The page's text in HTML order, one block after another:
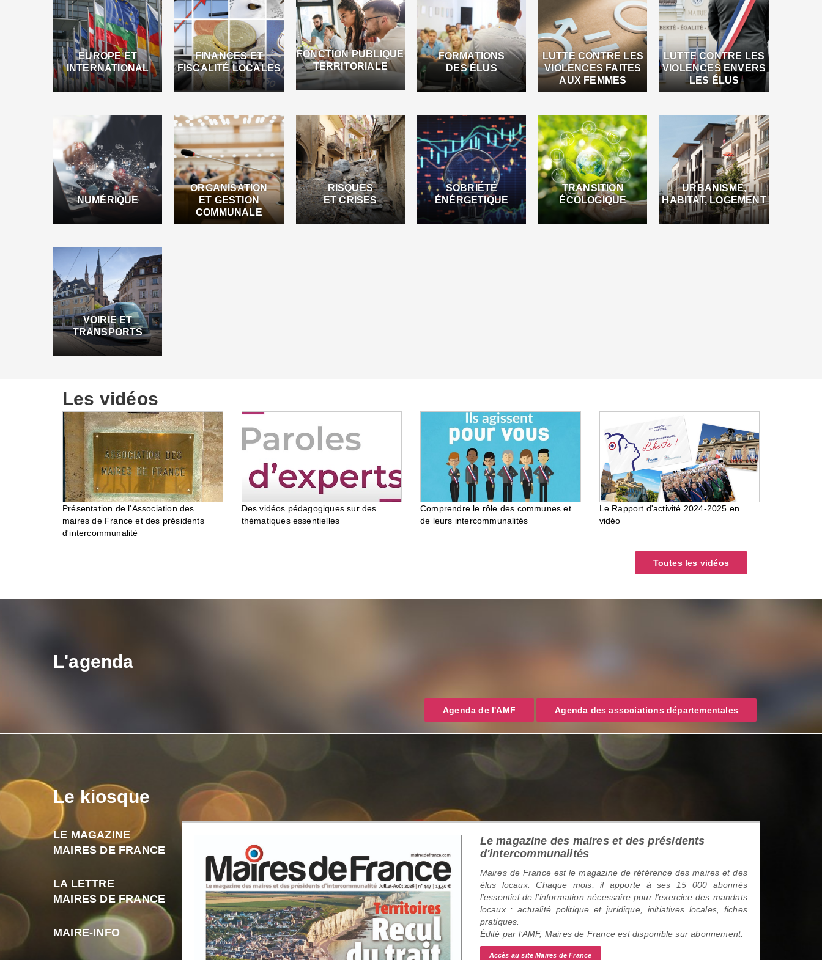
EUROPE ET
INTERNATIONAL
FINANCES ET
FISCALITÉ LOCALES
FONCTION PUBLIQUE
TERRITORIALE
FORMATIONS
DES ÉLUS
LUTTE CONTRE LES
VIOLENCES FAITES
AUX FEMMES
LUTTE CONTRE LES
VIOLENCES ENVERS
LES ÉLUS
NUMÉRIQUE
ORGANISATION
ET GESTION
COMMUNALE
RISQUES
ET CRISES
SOBRIÉTÉ
ÉNÉRGETIQUE
TRANSITION
ÉCOLOGIQUE
URBANISME,
HABITAT, LOGEMENT
VOIRIE ET
TRANSPORTS
Les vidéos
Présentation de l'Association des
maires de France et des présidents
d'intercommunalité
Des vidéos pédagogiques sur des
thématiques essentielles
Comprendre le rôle des communes et
de leurs intercommunalités
Le Rapport d'activité 2024-2025 en
vidéo
Toutes les vidéos
L'agenda
Agenda de l'AMF Agenda des associations départementales
Le kiosque
LE MAGAZINE
MAIRES DE FRANCE
LA LETTRE
MAIRES DE FRANCE
MAIRE-INFO
Le magazine des maires et des présidents
d'intercommunalités
Maires de France est le magazine de référence des maires et des
élus locaux. Chaque mois, il apporte à ses 15 000 abonnés
l’essentiel de l’information nécessaire pour l’exercice des mandats
locaux : actualité politique et juridique, initiatives locales, fiches
pratiques.
Édité par l’AMF, Maires de France est disponible sur abonnement.
Accès au site Maires de France